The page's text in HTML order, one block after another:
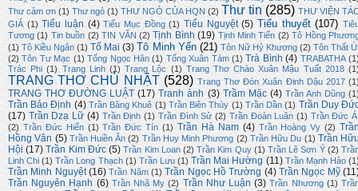
Thư cảm ơn (1) Thư ngỏ (1) THƯ NGỎ CỦA HQN (2) Thư tin (285) THƯ VIỆN
GIẢ (1) Tiểu luận (4) Tiểu Mục Đồng (1) Tiểu Nguyệt (5) Tiểu thuyết (107)
Tương (1) Tin buồn (2) TIN VĂN (2) Tịnh Bình (19) Tịnh Minh Tiến (2) Tô Hồng
(1) Tô Kiều Ngân (1) Tố Mai (3) Tô Minh Yến (21) Tôn Nữ Hỷ Khương (2) Tôn Thất
(2) Tôn Tư Mạc (1) Tống Ngọc Hân (1) Tống Xuân Tám (1) Trà Bình (4) TRABATHA
Trác Phi (1) Trang Linh (1) Trang Lộc (1) Trang Thơ Chào Xuân Mậu Tuất 2018
TRANG THƠ CHỦ NHẬT (528) Trang Thơ Đón Xuân Đinh Dậu 2017
TRANG THƠ ĐƯỜNG LUẬT (17) Tranh ảnh (3) Trầm Mặc (4) Trần Anh Dũng
Trần Bảo Định (4) Trần Băng Khuê (1) Trần Biên Thùy (1) Trần Dần (1) Trần Duy
(17) Trần Dzạ Lữ (4) Trần Định (1) Trần Đình Sử (2) Trần Đoàn Luận (1) Trần Đức
(2) Trần Đức Hiển (1) Trần Đức Tín (1) Trần Hà Nam (4) Trần Hoàng Vy (2)
Hồng Vân (5) Trần Huiền Ân (2) Trần Huy Minh Phương (2) Trần Hữu Du (1) Trần
Hội (17) Trần Kim Đức (5) Trần Kim Loan (2) Trần Kim Quy (1) Trần Lê Sơn Ý (2)
Linh Chi (1) Trần Long Thạch (1) Trần Lưu (1) Trần Mai Hường (11) Trần Mạnh Hảo
Trần Minh Nguyệt (16) Trần Năm (1) Trần Ngọc Hồ Trường (4) Trần Ngọc Mỹ
Trần Nguyên Hạnh (6) Trần Nhã My (2) Trần Như Luận (3) Trần Nhương (1)